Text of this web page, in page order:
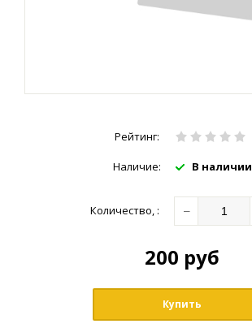
Рейтинг:
Наличие: В наличии
Количество, : −
200 руб
Купить